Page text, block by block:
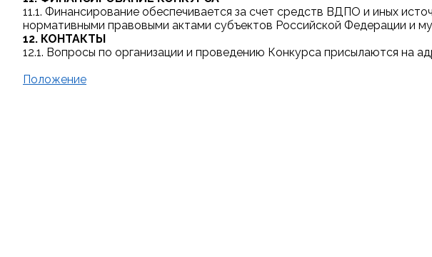
11.1. Финансирование обеспечивается за счет средств ВДПО и иных
нормативными правовыми актами субъектов Российской Федерации и
12. КОНТАКТЫ
12.1. Вопросы по организации и проведению Конкурса присылаются на
Положение